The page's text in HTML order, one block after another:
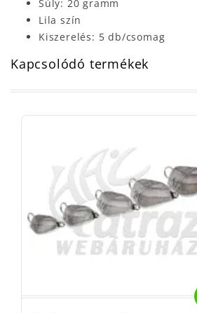
Súly: 20 gramm
Lila szín
Kiszerelés: 5 db/csomag
Kapcsolódó termékek